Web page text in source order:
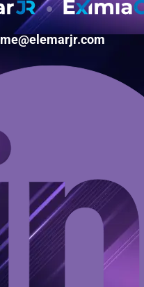
me@elemarjr.com